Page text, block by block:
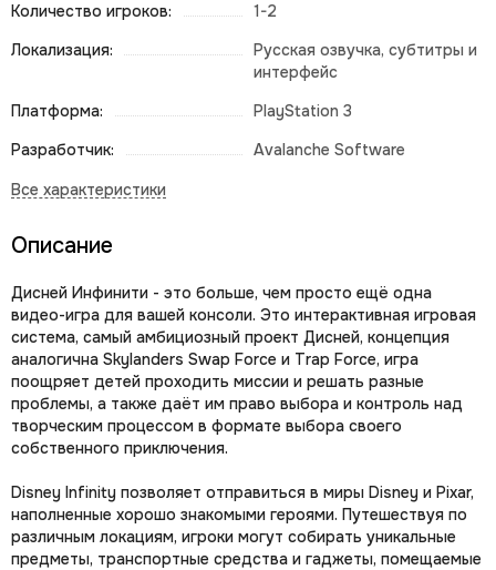
Количество игроков:
1-2
Локализация:
Русская озвучка, субтитры и
интерфейс
Платформа:
PlayStation 3
Разработчик:
Avalanche Software
Описание
Дисней Инфинити - это больше, чем просто ещё одна
видео-игра для вашей консоли. Это интерактивная игровая
система, самый амбициозный проект Дисней, концепция
аналогична Skylanders Swap Force и Trap Force, игра
поощряет детей проходить миссии и решать разные
проблемы, а также даёт им право выбора и контроль над
творческим процессом в формате выбора своего
собственного приключения.
Disney Infinity позволяет отправиться в миры Disney и Pixar,
наполненные хорошо знакомыми героями. Путешествуя по
различным локациям, игроки могут собирать уникальные
предметы, транспортные средства и гаджеты, помещаемые